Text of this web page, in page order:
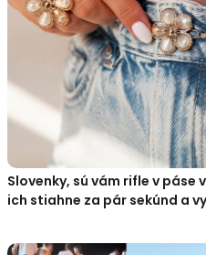
Slovenky, sú vám rifle v
ich stiahne za pár sekúnd a